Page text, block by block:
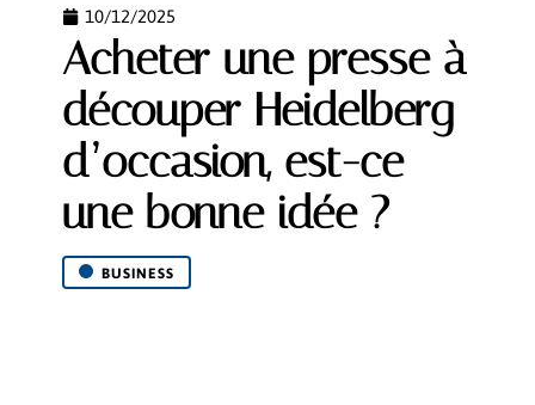
10/12/2025
Acheter une presse à
découper Heidelberg
d’occasion, est-ce
une bonne idée ?
BUSINESS